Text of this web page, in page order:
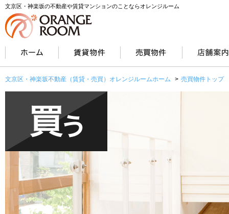
文京区・神楽坂の不動産や賃貸マンションのことならオレンジルーム
文京区・神楽坂不動産（賃貸・売買）オレンジルームホーム > 売買物件トップ